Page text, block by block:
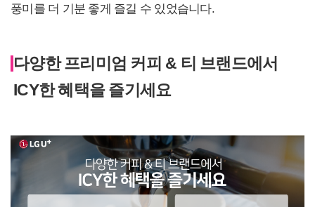
풍미를 더 기분 좋게 즐길 수 있었습니다.
다양한 프리미엄 커피 & 티 브랜드에서
ICY한 혜택을 즐기세요